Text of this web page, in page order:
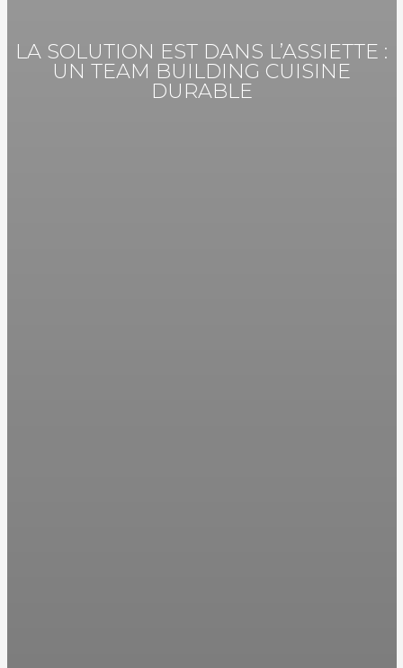
LA SOLUTION EST DANS L’ASSIETTE :
UN TEAM BUILDING CUISINE
DURABLE